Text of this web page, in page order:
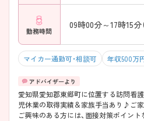
勤務時間
09時00分～17時15分
マイカー通勤可・相談可 年収500万
愛知県愛知郡東郷町に位置する訪問看
児休業の取得実績＆家族手当あり♪ご
ご興味のある方には、面接対策ポイン